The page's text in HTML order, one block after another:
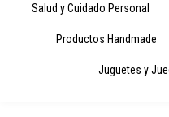
Salud y Cuidado Personal
Productos Handmade
Juguetes y